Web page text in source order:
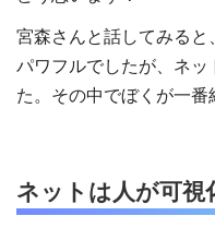
宮森さんと話してみる
パワフルでしたが、ネッ
た。その中でぼくが一番
ネットは人が可視